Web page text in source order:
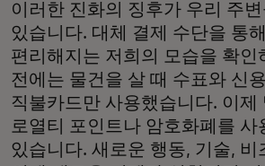
이러한 진화의 징후가 우리 주
있습니다. 대체 결제 수단을 통
편리해지는 저희의 모습을 확인
전에는 물건을 살 때 수표와 신
직불카드만 사용했습니다. 이제
로열티 포인트나 암호화폐를 사
있습니다. 새로운 행동, 기술, 비